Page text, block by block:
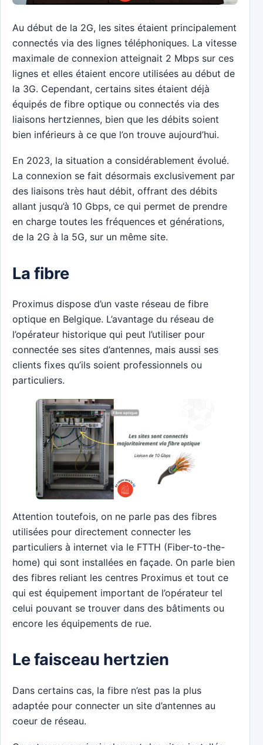
Au début de la 2G, les sites étaient principalement
connectés via des lignes téléphoniques. La vitesse
maximale de connexion atteignait 2 Mbps sur ces
lignes et elles étaient encore utilisées au début de
la 3G. Cependant, certains sites étaient déjà
équipés de fibre optique ou connectés via des
liaisons hertziennes, bien que les débits soient
bien inférieurs à ce que l’on trouve aujourd’hui.
En 2023, la situation a considérablement évolué.
La connexion se fait désormais exclusivement par
des liaisons très haut débit, offrant des débits
allant jusqu’à 10 Gbps, ce qui permet de prendre
en charge toutes les fréquences et générations,
de la 2G à la 5G, sur un même site.
La fibre
Proximus dispose d’un vaste réseau de fibre
optique en Belgique. L’avantage du réseau de
l’opérateur historique qui peut l’utiliser pour
connectée ses sites d’antennes, mais aussi ses
clients fixes qu’ils soient professionnels ou
particuliers.
Attention toutefois, on ne parle pas des fibres
utilisées pour directement connecter les
particuliers à internet via le FTTH (Fiber-to-the-
home) qui sont installées en façade. On parle bien
des fibres reliant les centres Proximus et tout ce
qui est équipement important de l’opérateur tel
celui pouvant se trouver dans des bâtiments ou
encore les équipements de rue.
Le faisceau hertzien
Dans certains cas, la fibre n’est pas la plus
adaptée pour connecter un site d’antennes au
coeur de réseau.